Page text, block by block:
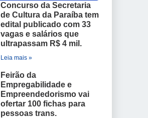
Concurso da Secretaria
de Cultura da Paraíba tem
edital publicado com 33
vagas e salários que
ultrapassam R$ 4 mil.
Leia mais »
Feirão da
Empregabilidade e
Empreendedorismo vai
ofertar 100 fichas para
pessoas trans.